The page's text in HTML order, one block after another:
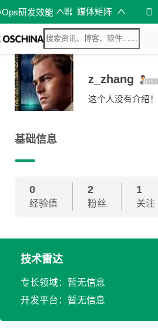
研发效能 媒体矩阵
z_zhang
这个人没有介绍！
基础信息
0
经验值
2
粉丝
1
关注
技术雷达
专长领域：暂无信息
开发平台：暂无信息